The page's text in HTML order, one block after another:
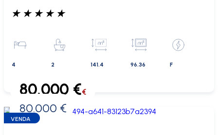
★ ★ ★ ★ ★
4 2 141.4 96.36 F
0 €
80.000 €€
80.000 €
VENDA